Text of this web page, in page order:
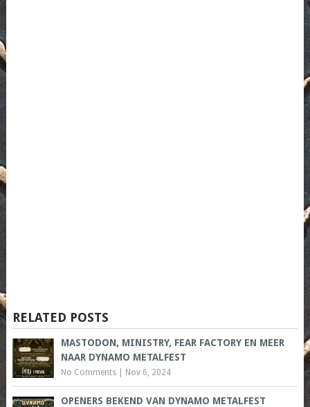
RELATED POSTS
MASTODON, MINISTRY, FEAR FACTORY EN MEER
NAAR DYNAMO METALFEST
No Comments| Nov 6, 2024
OPENERS BEKEND VAN DYNAMO METALFEST